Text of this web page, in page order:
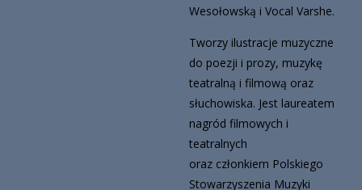
Wesołowską i Vocal Varshe.
Tworzy ilustracje muzyczne
do poezji i prozy, muzykę
teatralną i filmową oraz
słuchowiska. Jest laureatem
nagród filmowych i
teatralnych
oraz członkiem Polskiego
Stowarzyszenia Muzyki